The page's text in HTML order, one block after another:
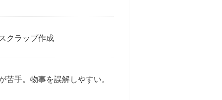
クラップ作成
手。物事を誤解しやすい。